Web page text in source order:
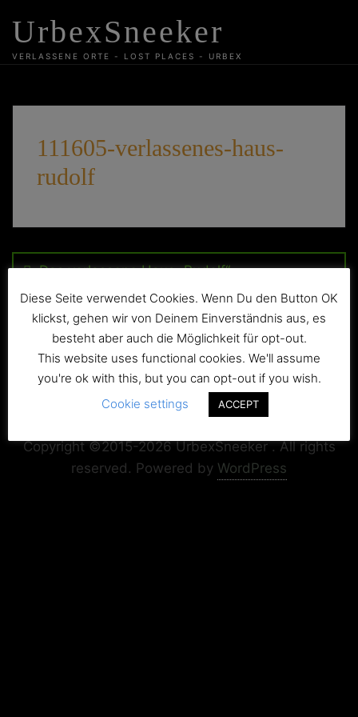
content
UrbexSneeker
VERLASSENE ORTE - LOST PLACES - URBEX
111605-verlassenes-haus-
rudolf
Das verlassene Haus „Rudolf“
Copyright+Impressum Privacy & Cookie Policy
Copyright ©2015-2026 UrbexSneeker . All rights
reserved. Powered by WordPress
Diese Seite verwendet Cookies. Wenn Du den Button OK
klickst, gehen wir von Deinem Einverständnis aus, es
besteht aber auch die Möglichkeit für opt-out.
This website uses functional cookies. We'll assume
you're ok with this, but you can opt-out if you wish.
Cookie settings
ACCEPT